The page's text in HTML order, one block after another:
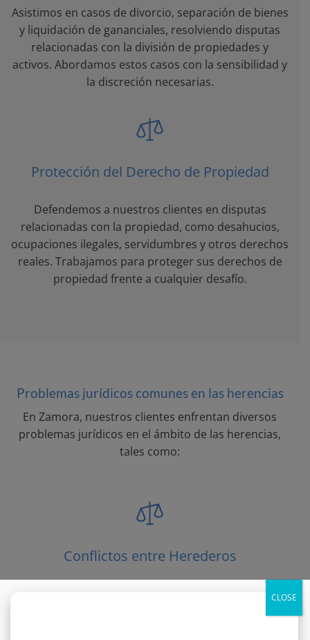
Asistimos en casos de divorcio, separación de bienes
y liquidación de gananciales, resolviendo disputas
relacionadas con la división de propiedades y
activos. Abordamos estos casos con la sensibilidad y
la discreción necesarias.
Protección del Derecho de Propiedad
Defendemos a nuestros clientes en disputas
relacionadas con la propiedad, como desahucios,
ocupaciones ilegales, servidumbres y otros derechos
reales. Trabajamos para proteger sus derechos de
propiedad frente a cualquier desafío.
Problemas jurídicos comunes en las herencias
En Zamora, nuestros clientes enfrentan diversos
problemas jurídicos en el ámbito de las herencias,
tales como:
Conflictos entre Herederos
CLOSE